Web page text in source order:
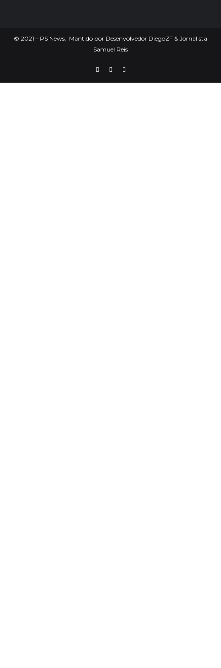
© 2021 – PS News. Mantido por Desenvolvedor DiegoZF & Jornalista
Samuel Reis